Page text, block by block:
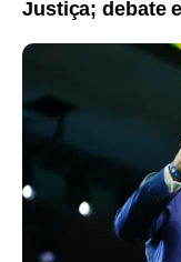
Justiça; debate